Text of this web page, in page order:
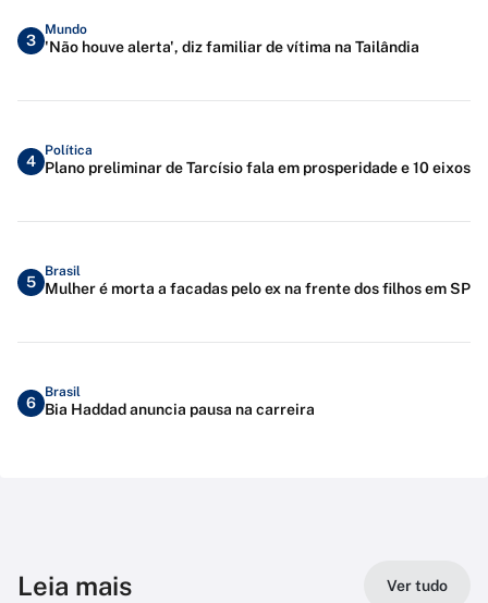
3
Mundo
'Não houve alerta', diz familiar de vítima na Tailândia
4
Política
Plano preliminar de Tarcísio fala em prosperidade e 10 eixos
5
Brasil
Mulher é morta a facadas pelo ex na frente dos filhos em SP
6
Brasil
Bia Haddad anuncia pausa na carreira
Leia mais Ver tudo